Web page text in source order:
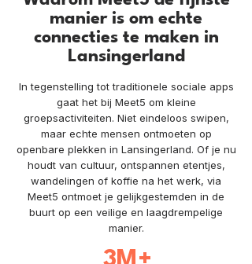
manier is om echte
connecties te maken in
Lansingerland
In tegenstelling tot traditionele sociale apps
gaat het bij Meet5 om kleine
groepsactiviteiten. Niet eindeloos swipen,
maar echte mensen ontmoeten op
openbare plekken in Lansingerland. Of je nu
houdt van cultuur, ontspannen etentjes,
wandelingen of koffie na het werk, via
Meet5 ontmoet je gelijkgestemden in de
buurt op een veilige en laagdrempelige
manier.